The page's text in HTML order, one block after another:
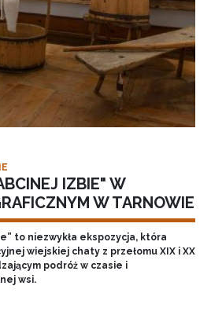
IZBIE" W
W TARNOWIE
to niezwykła ekspozycja, która
wiejskiej chaty z przełomu XIX i XX
podróż w czasie i
wsi.